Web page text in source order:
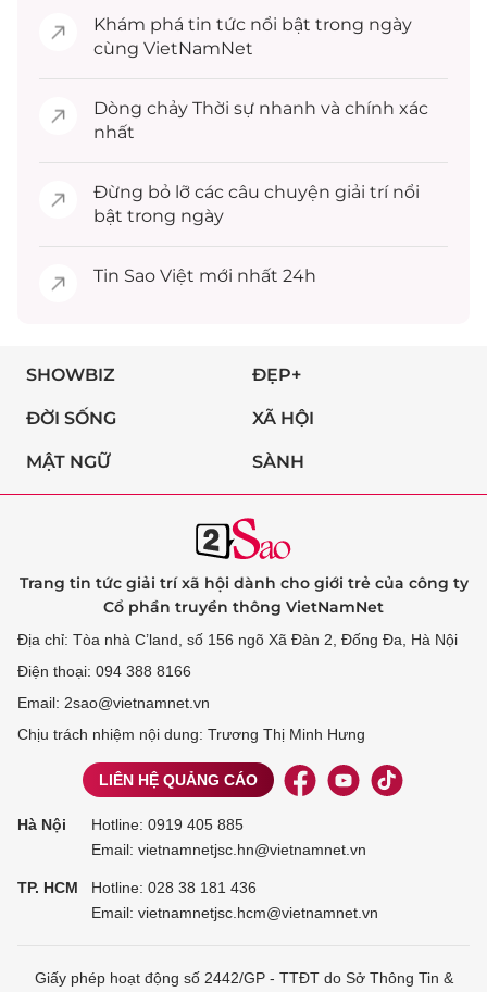
Khám phá tin tức nổi bật trong ngày
cùng VietNamNet
Dòng chảy Thời sự nhanh và chính xác
nhất
Đừng bỏ lỡ các câu chuyện giải trínổi
bật trong ngày
Tin Sao Việt mới nhất 24h
SHOWBIZ ĐẸP+
ĐỜI SỐNG XÃ HỘI
MẬT NGỮ SÀNH
Trang tin tức giải trí xã hội dành cho giới trẻ của công ty
Cổ phần truyền thông VietNamNet
Địa chỉ: Tòa nhà C’land, số 156 ngõ Xã Đàn 2, Đống Đa, Hà Nội
Điện thoại: 094 388 8166
Email: 2sao@vietnamnet.vn
Chịu trách nhiệm nội dung: Trương Thị Minh Hưng
LIÊN HỆ QUẢNG CÁO
Hà Nội Hotline: 0919 405 885
Email: vietnamnetjsc.hn@vietnamnet.vn
TP. HCM Hotline: 028 38 181 436
Email: vietnamnetjsc.hcm@vietnamnet.vn
Giấy phép hoạt động số 2442/GP - TTĐT do Sở Thông Tin &